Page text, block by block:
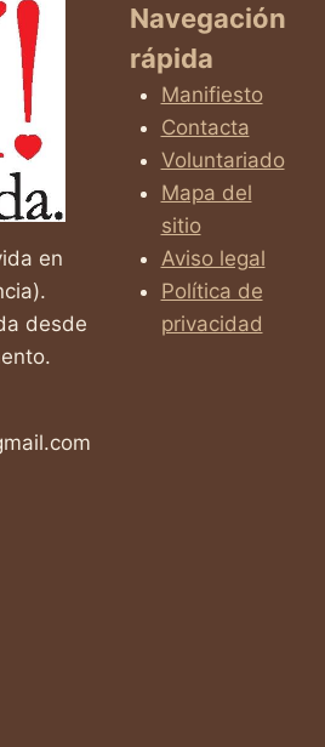
en
desde
Navegación
rápida
Manifiesto
Contacta
Voluntariado
Mapa del
sitio
Aviso legal
Política de
privacidad